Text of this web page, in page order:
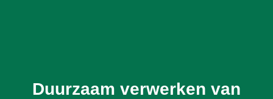
Duurzaam verwerken van